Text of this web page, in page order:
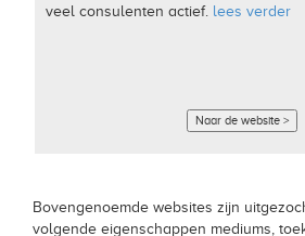
veel consulenten actief. lees verder
Naar de website >
Bovengenoemde websites zijn
volgende eigenschappen mediums,